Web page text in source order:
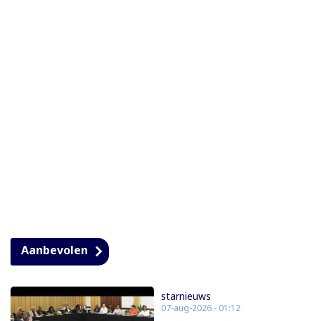
Aanbevolen
starnieuws
07-aug-2026 - 01:12